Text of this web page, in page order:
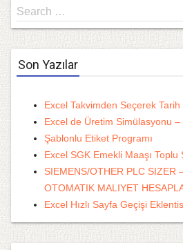
Search
for
Search …
Son Yazılar
Excel Takvimden Seçerek
Excel de Üretim Simülasyonu –
Şablonlu Etiket Programı
Excel SGK Emekli Maaşı Toplu
SIEMENS/OTHER PLC SIZER
OTOMATIK MALIYET
Excel Hızlı Sayfa Geçişi